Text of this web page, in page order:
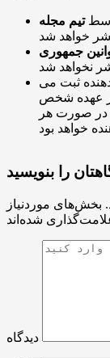
تیم مجله
جمهوری
ثبت می
عهده شخص
در صورت هر
را بنویسید
بخش‌های موردنیاز
دیدگاه